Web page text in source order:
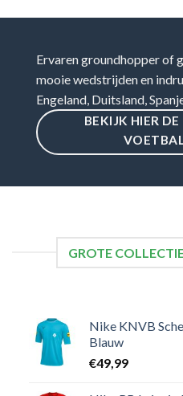
Ervaren groundhopper of
mooie wedstrijden en
Engeland, Duitsland,
BEKIJK HIER
GROTE
Nike KNVB
Blauw
€49,99